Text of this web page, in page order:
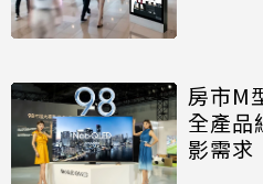
房市M
全產
影需